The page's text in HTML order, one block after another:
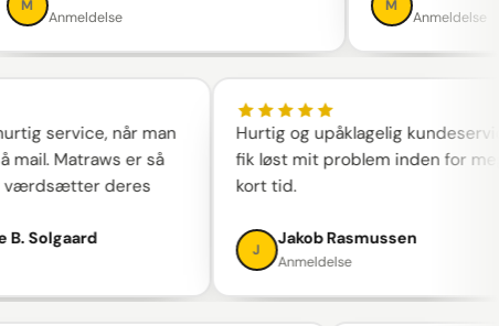
Anmeldelse Anmeldelse
hurtig service, når man
på mail. Matraws er så
og værdsætter deres
B. Solgaard
Hurtig og upåklagelig
fik løst mit problem inden
kort tid.
J
Jakob Rasmussen
Anmeldelse